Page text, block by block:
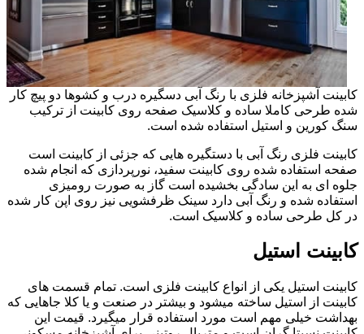
کابینت آشپزخانه فلزی با رنگ آبی دسگیره درب و کشوها دو پیچ کار
شده طرحی کاملا ساده و کلاسیک صفحه روی کابینت از ترکیب
سنگ کورین و استیل استفاده شده است.
کابینت فلزی رنگ آبی با دستگیره هایی که جزئی از کابینت است
صفحه استفاده شده روی کابینت سفید، نورپردازی که انجام شده
جلوه ای به این سادگی بخشیده است گاز به صورت رومیزی
استفاده شده و رنگ آبی دارد سینک ظرفشویی نیز روی اپن کار شده
در کل طرحی ساده و کلاسیک است.
کابینت استیل
کابینت استیل یکی از انواع کابینت فلزی است. تمام قسمت های
کابینت از استیل ساخته میشود و بیشتر در صنعت و یا کلا جاهایی که
بهداشت خیلی مهم است مورد استفاده قرار میگیرد. قیمت این